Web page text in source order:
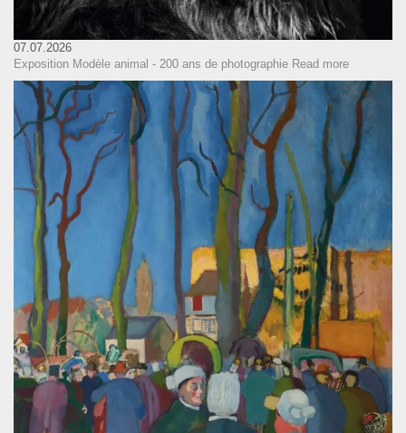
07.07.2026
Exposition Modèle animal - 200 ans de photographie Read more